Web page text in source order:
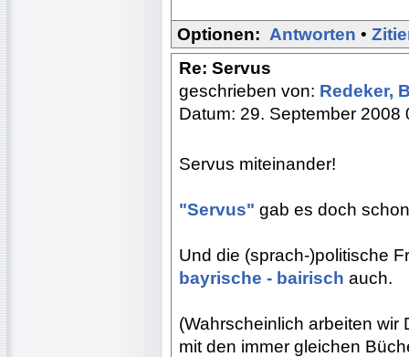
Optionen: Antworten •
Re: Servus
geschrieben von: Redeker,
Datum: 29. September 2008
Servus miteinander!
"Servus" gab es doch
Und die (sprach-)politische
bayrische - bairisch auch.
(Wahrscheinlich arbeiten
mit den immer gleichen